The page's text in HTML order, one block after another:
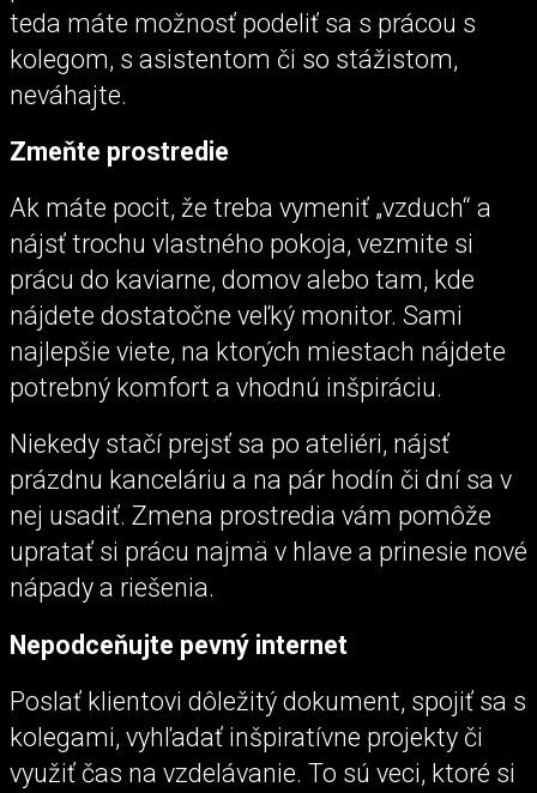
teda máte možnosť podeliť sa s prácou s
kolegom, s asistentom či so stážistom,
neváhajte.
Zmeňte prostredie
Ak máte pocit, že treba vymeniť „vzduch“ a
nájsť trochu vlastného pokoja, vezmite si
prácu do kaviarne, domov alebo tam, kde
nájdete dostatočne veľký monitor. Sami
najlepšie viete, na ktorých miestach nájdete
potrebný komfort a vhodnú inšpiráciu.
Niekedy stačí prejsť sa po ateliéri, nájsť
prázdnu kanceláriu a na pár hodín či dní sa v
nej usadiť. Zmena prostredia vám pomôže
upratať si prácu najmä v hlave a prinesie nové
nápady a riešenia.
Nepodceňujte pevný internet
Poslať klientovi dôležitý dokument, spojiť sa s
kolegami, vyhľadať inšpiratívne projekty či
využiť čas na vzdelávanie. To sú veci, ktoré si